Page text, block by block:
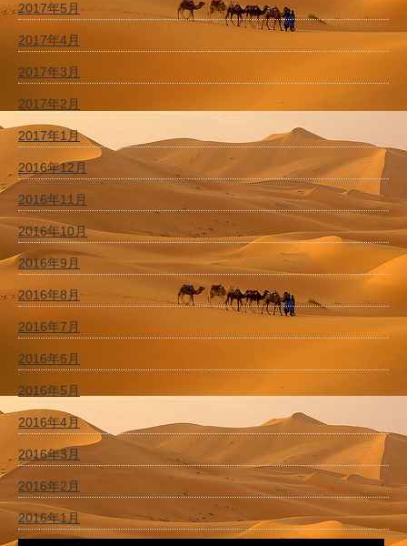
2017年5月
2017年4月
2017年3月
2017年2月
2017年1月
2016年12月
2016年11月
2016年10月
2016年9月
2016年8月
2016年7月
2016年6月
2016年5月
2016年4月
2016年3月
2016年2月
2016年1月